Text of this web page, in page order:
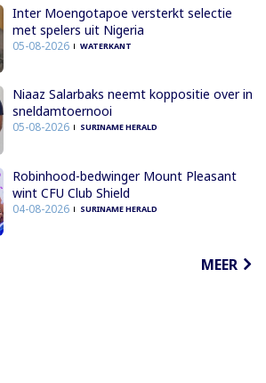
Inter Moengotapoe versterkt selectie
met spelers uit Nigeria
05-08-2026 WATERKANT
Niaaz Salarbaks neemt koppositie over in
sneldamtoernooi
05-08-2026 SURINAME HERALD
Robinhood-bedwinger Mount Pleasant
wint CFU Club Shield
04-08-2026 SURINAME HERALD
MEER